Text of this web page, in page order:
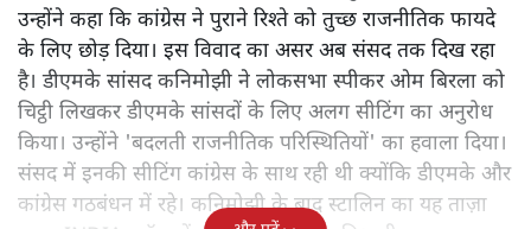
उन्होंने कहा कि कांग्रेस ने पुराने रिश्ते को तुच्छ राजनीतिक फायदे
के लिए छोड़ दिया। इस विवाद का असर अब संसद तक दिख रहा
है। डीएमके सांसद कनिमोझी ने लोकसभा स्पीकर ओम बिरला को
चिट्ठी लिखकर डीएमके सांसदों के लिए अलग सीटिंग का अनुरोध
किया। उन्होंने 'बदलती राजनीतिक परिस्थितियों' का हवाला दिया।
संसद में इनकी सीटिंग कांग्रेस के साथ रही थी क्योंकि डीएमके और
कांग्रेस गठबंधन में रहे। कनिमोझी के बाद स्टालिन का यह ताज़ा